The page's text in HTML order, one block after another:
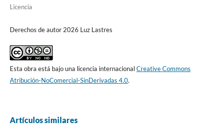
Licencia
Derechos de autor 2026 Luz Lastres
Esta obra está bajo una licencia internacionalCreative Commons
Atribución-NoComercial-SinDerivadas 4.0.
Artículos similares